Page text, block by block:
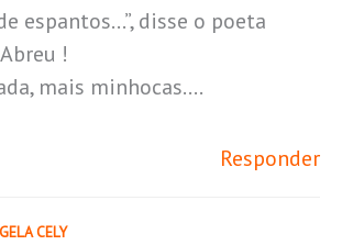
espantos…”, disse o poeta
!
mais minhocas….
Responder
CELY